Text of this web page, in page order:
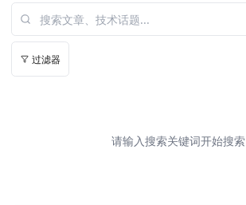
过滤器
请输入搜索关键词开始搜索